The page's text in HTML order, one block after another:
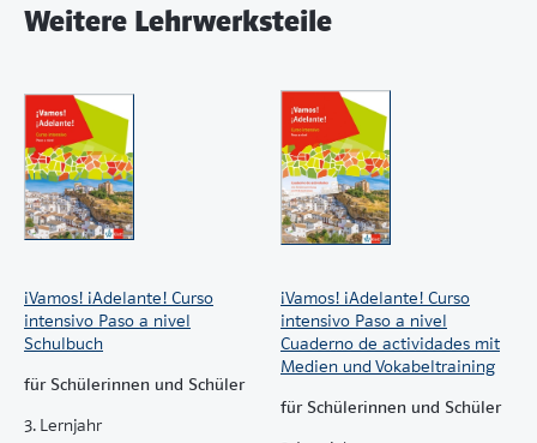
Weitere Lehrwerksteile
¡Vamos! ¡Adelante! Curso
intensivo Paso a nivel
Schulbuch
für Schülerinnen und Schüler
3. Lernjahr
¡Vamos! ¡Adelante! Curso
intensivo Paso a nivel
Cuaderno de actividades mit
Medien und Vokabeltraining
für Schülerinnen und Schüler